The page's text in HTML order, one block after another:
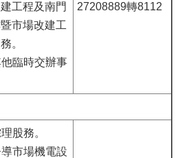
工程及南門
市場改建工
。
他臨時交辦事
27208889轉8112
股務。
市場機電設